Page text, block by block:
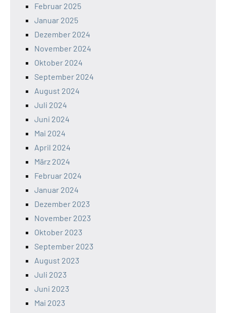
Februar 2025
Januar 2025
Dezember 2024
November 2024
Oktober 2024
September 2024
August 2024
Juli 2024
Juni 2024
Mai 2024
April 2024
März 2024
Februar 2024
Januar 2024
Dezember 2023
November 2023
Oktober 2023
September 2023
August 2023
Juli 2023
Juni 2023
Mai 2023